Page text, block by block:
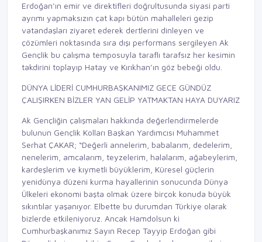
Erdoğan’ın emir ve direktifleri doğrultusunda siyasi parti
ayrımı yapmaksızın çat kapı bütün mahalleleri gezip
vatandaşları ziyaret ederek dertlerini dinleyen ve
çözümleri noktasında sıra dışı performans sergileyen Ak
Gençlik bu çalışma temposuyla taraflı tarafsız her kesimin
takdirini toplayıp Hatay ve Kırıkhan’ın göz bebeği oldu.
DÜNYA LİDERİ CUMHURBAŞKANIMIZ GECE GÜNDÜZ
ÇALIŞIRKEN BİZLER YAN GELİP YATMAKTAN HAYA DUYARIZ
Ak Gençliğin çalışmaları hakkında değerlendirmelerde
bulunun Gençlik Kolları Başkan Yardımcısı Muhammet
Serhat ÇAKAR; “Değerli annelerim, babalarım, dedelerim,
nenelerim, amcalarım, teyzelerim, halalarım, ağabeylerim,
kardeşlerim ve kıymetli büyüklerim, Küresel güçlerin
yenidünya düzeni kurma hayallerinin sonucunda Dünya
Ülkeleri ekonomi başta olmak üzere birçok konuda büyük
sıkıntılar yaşanıyor. Elbette bu durumdan Türkiye olarak
bizlerde etkileniyoruz. Ancak Hamdolsun ki
Cumhurbaşkanımız Sayın Recep Tayyip Erdoğan gibi